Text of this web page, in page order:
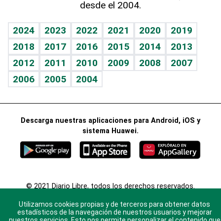
Vida y familia
Eñe
Celebrando la vida
Sin complejos
En pocas palabras
Escuchando al corazón
Economía Personal
TBT Deportivo
Guía del dinero
Horóscopos
Crucigramas
desde el 2004.
2024 2023 2022 2021 2020
2019
2018
2017 2016 2015 2014
2013
2012
2011 2010 2009 2008
2007
2006
2005 2004
Descarga nuestras aplicaciones para Android, iOS y
sistema Huawei.
© 2021 Diario Libre, todos los derechos reservados.
nosotros y conoce más sobre Diario Libre
Utilizamos cookies propias y de terceros para obtener datos
estadísticos de la navegación de nuestros usuarios y mejorar